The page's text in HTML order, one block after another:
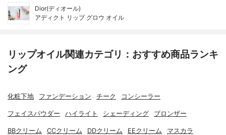
Dior(ディオール)
アディクト リップ グロウ オイル
リップオイル関連カテゴリ：おすすめ商品ランキ
ング
化粧下地 ファンデーション チーク コンシーラー
フェイスパウダー ハイライト シェーディング ブロンザー
BBクリーム CCクリーム DDクリーム EEクリーム マスカラ